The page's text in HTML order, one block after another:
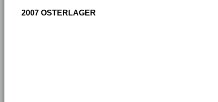
2007 OSTERLAGER